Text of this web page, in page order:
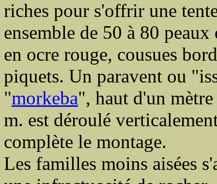
riches pour s'offrir une
ensemble de 50 à 80
en ocre rouge, cousues
piquets. Un paravent ou
"morkeba", haut d'un
m. est déroulé
complète le montage.
Les familles moins aisées